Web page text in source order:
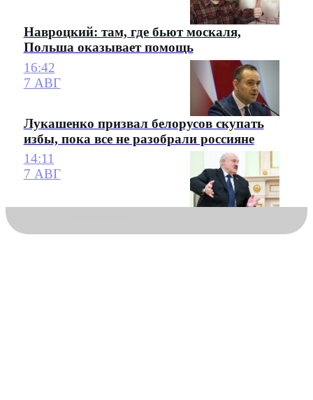
Навроцкий: там, где бьют москаля,
Польша оказывает помощь
16:42
7 АВГ
Лукашенко призвал белорусов скупать
избы, пока все не разобрали россияне
14:11
7 АВГ